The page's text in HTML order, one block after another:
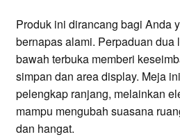
Produk ini dirancang bagi Anda
bernapas alami. Perpaduan dua
bawah terbuka memberi
simpan dan area display. Meja
pelengkap ranjang, melainkan
mampu mengubah suasana
dan hangat.